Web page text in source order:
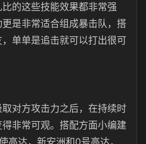
的这些技能效果都非常强
是非常适合组成暴击队，搭
单单是追击就可以打出很可
对方攻击力之后，在持续时
非常可观。搭配方面小编建
高达，新安洲和0号高达，